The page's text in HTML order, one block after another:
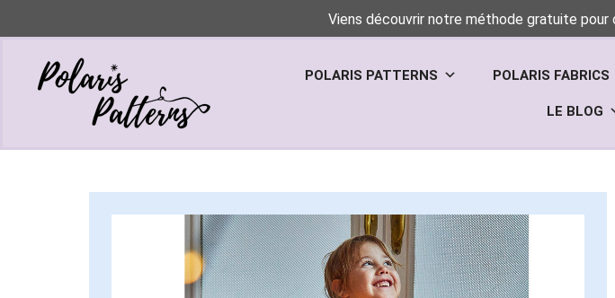
Viens découvrir notre méthode gratuite
POLARIS PATTERNS POLARIS FABRICS
LE BLOG